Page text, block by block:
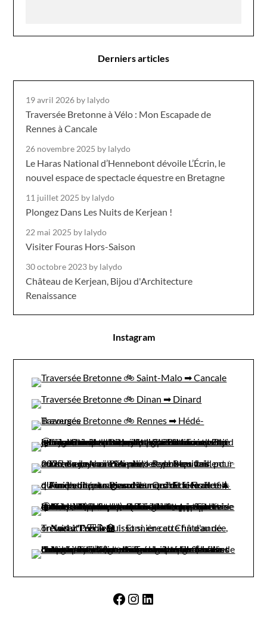
Derniers articles
19 avril 2026 by lalydo
Traversée Bretonne à Vélo : Mon Escapade de
Rennes à Cancale
26 novembre 2025 by lalydo
Le Haras National d’Hennebont dévoile L’Écrin, le
nouvel espace de spectacle équestre en Bretagne
11 juillet 2025 by lalydo
Plongez Dans Les Nuits de Kerjean !
22 mai 2025 by lalydo
Visiter Fouras Hors-Saison
30 octobre 2023 by lalydo
Château de Kerjean, Bijou d'Architecture
Renaissance
Instagram
Facebook
Instagram
LinkedIn